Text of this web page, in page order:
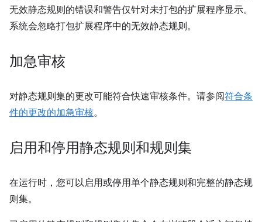
无效静态规则的错误和警告仅针对未打包的扩展程序显示。
系统会忽略打包扩展程序中的无效静态规则。
加急审核
对静态规则集的更改可能符合快速审核条件。请参阅符合条
件的更改的加急审核。
启用和停用静态规则和规则集
在运行时，您可以启用或停用单个静态规则和完整的静态规
则集。